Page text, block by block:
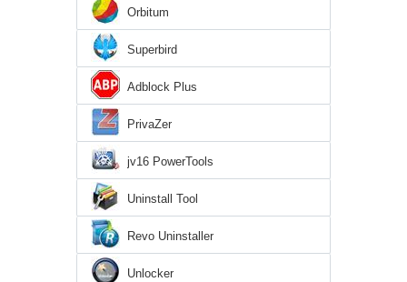
Orbitum
Superbird
Adblock Plus
PrivaZer
jv16 PowerTools
Uninstall Tool
Revo Uninstaller
Unlocker